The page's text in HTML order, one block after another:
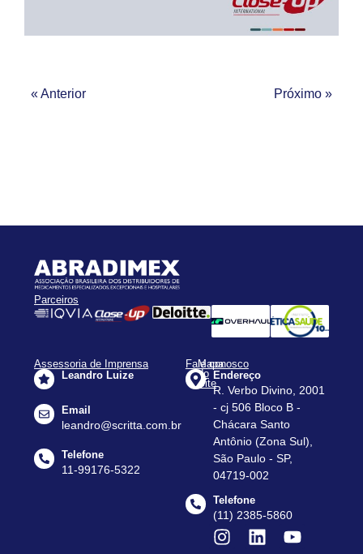
« Anterior Próximo »
Parceiros
Assessoria de Imprensa
Leandro Luize
Email
leandro@scritta.com.br
Telefone
11-99176-5322
Mapa
do
Site
Apresentação
Assessorias
Agenda
do
Setor
Contato
Fale conosco
Endereço
R. Verbo Divino, 2001
- cj 506 Bloco B -
Chácara Santo
Antônio (Zona Sul),
São Paulo - SP,
04719-002
Telefone
(11) 2385-5860